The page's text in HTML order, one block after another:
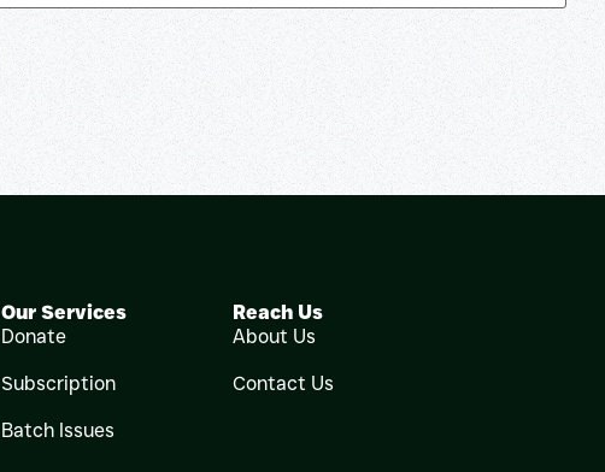
Our Services
Donate
Subscription
Batch Issues
Reach Us
About Us
Contact Us